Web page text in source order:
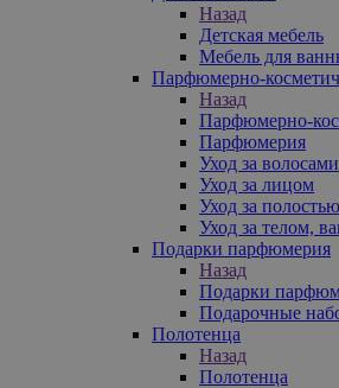
Назад
Детская мебель
Мебель для
Парфюмерно-
Назад
Парфюмерно-
Парфюмерия
Уход за волосами
Уход за лицом
Уход за
Уход за телом,
Подарки парфюмерия
Назад
Подарки
Подарочные
Полотенца
Назад
Полотенца